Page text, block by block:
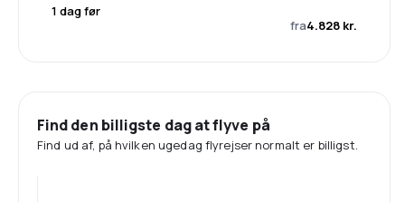
1 dag før
fra4.828 kr.
Find den billigste dag at flyve på
Find ud af, på hvilken ugedag flyrejser normalt er billigst.